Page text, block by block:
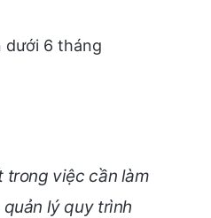
dưới 6 tháng
trong việc cần làm
lý quy trình